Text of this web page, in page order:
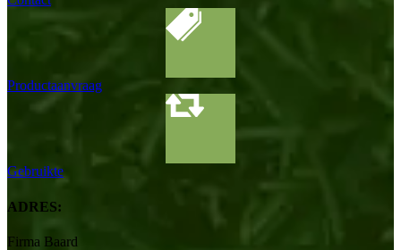
Productaanvraag
Gebruikte
ADRES:
Firma Baard